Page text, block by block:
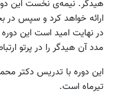
هیدگر. نیمه‌ی نخست این
ارائه خواهد کرد و سپس در
در نهایت امید است این
مدد آن هیدگر را در پرتو
تیرماه است.